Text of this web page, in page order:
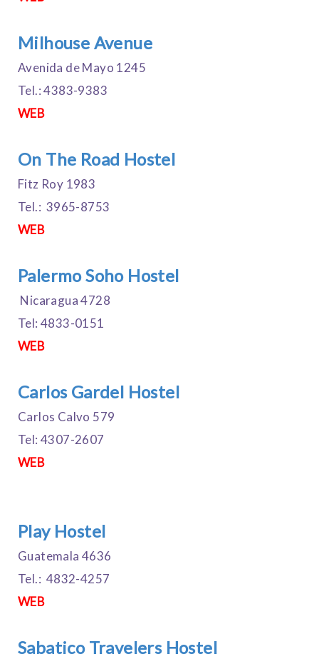
Milhouse Avenue
Avenida de Mayo 1245
Tel.: 4383-9383
WEB
On The Road Hostel
Fitz Roy 1983
Tel.: 3965-8753
WEB
Palermo Soho Hostel
Nicaragua 4728
Tel: 4833-0151
WEB
Carlos Gardel Hostel
Carlos Calvo 579
Tel: 4307-2607
WEB
Play Hostel
Guatemala 4636
Tel.: 4832-4257
WEB
Sabatico Travelers Hostel